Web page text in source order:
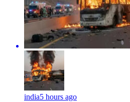
india5 hours ago